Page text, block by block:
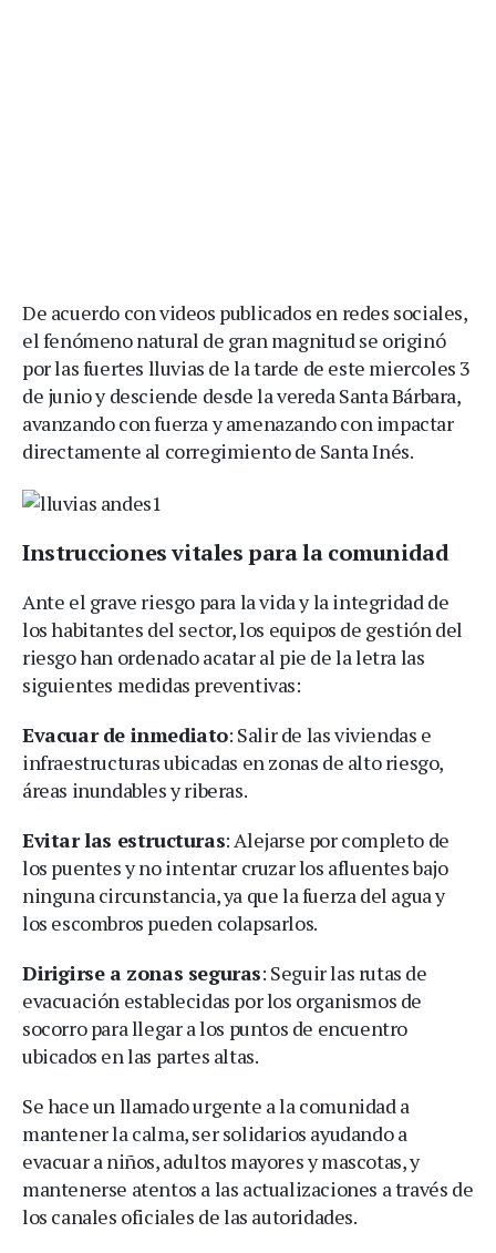
De acuerdo con videos publicados en redes sociales,
el fenómeno natural de gran magnitud se originó
por las fuertes lluvias de la tarde de este miercoles 3
de junio y desciende desde la vereda Santa Bárbara,
avanzando con fuerza y amenazando con impactar
directamente al corregimiento de Santa Inés.
Instrucciones vitales para la comunidad
Ante el grave riesgo para la vida y la integridad de
los habitantes del sector, los equipos de gestión del
riesgo han ordenado acatar al pie de la letra las
siguientes medidas preventivas:
Evacuar de inmediato: Salir de las viviendas e
infraestructuras ubicadas en zonas de alto riesgo,
áreas inundables y riberas.
Evitar las estructuras: Alejarse por completo de
los puentes y no intentar cruzar los afluentes bajo
ninguna circunstancia, ya que la fuerza del agua y
los escombros pueden colapsarlos.
Dirigirse a zonas seguras: Seguir las rutas de
evacuación establecidas por los organismos de
socorro para llegar a los puntos de encuentro
ubicados en las partes altas.
Se hace un llamado urgente a la comunidad a
mantener la calma, ser solidarios ayudando a
evacuar a niños, adultos mayores y mascotas, y
mantenerse atentos a las actualizaciones a través de
los canales oficiales de las autoridades.